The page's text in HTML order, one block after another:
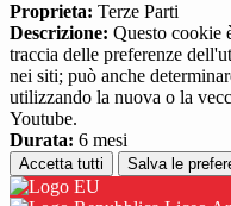
Proprieta: Terze Parti
Descrizione: Questo cookie
traccia delle preferenze
nei siti; può anche
utilizzando la nuova o la
Youtube.
Durata: 6 mesi
Accetta tutti Salva le